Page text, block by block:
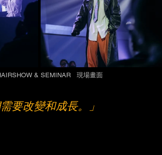
& SEMINAR   現場畫面
要改變和成長。」